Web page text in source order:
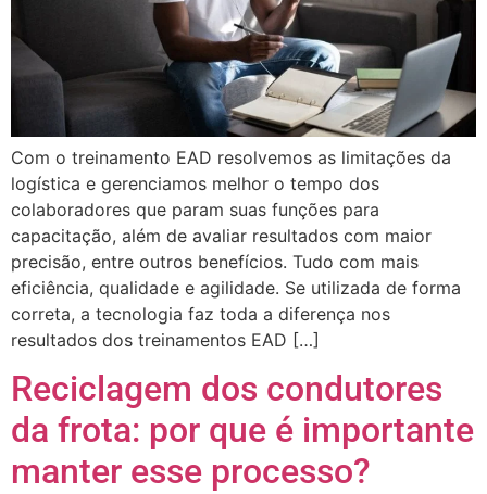
Com o treinamento EAD resolvemos as limitações da
logística e gerenciamos melhor o tempo dos
colaboradores que param suas funções para
capacitação, além de avaliar resultados com maior
precisão, entre outros benefícios. Tudo com mais
eficiência, qualidade e agilidade. Se utilizada de forma
correta, a tecnologia faz toda a diferença nos
resultados dos treinamentos EAD […]
Reciclagem dos condutores
da frota: por que é importante
manter esse processo?
Libras
Voz
+ Acessibilidade